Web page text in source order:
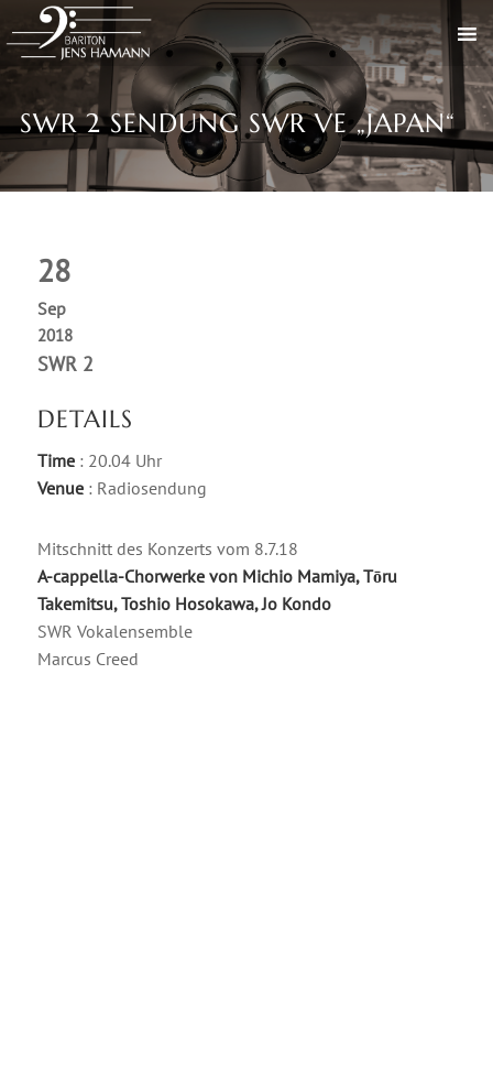
SWR 2 SENDUNG SWR VE „JAPAN“
28
Sep
2018
SWR 2
DETAILS
Time : 20.04 Uhr
Venue : Radiosendung
Mitschnitt des Konzerts vom 8.7.18
A-cappella-Chorwerke von Michio Mamiya, Tōru
Takemitsu, Toshio Hosokawa, Jo Kondo
SWR Vokalensemble
Marcus Creed